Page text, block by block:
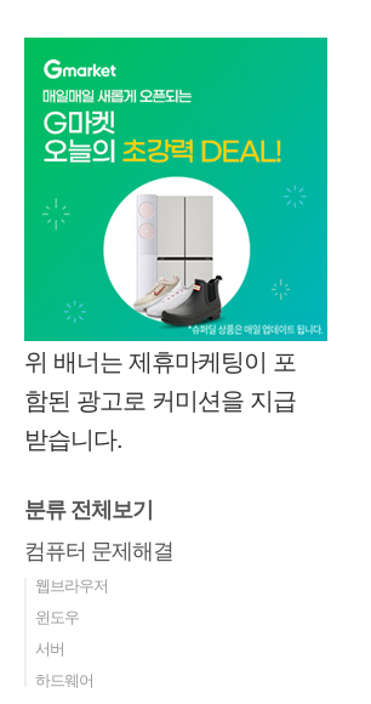
위 배너는 제휴마케팅이 포
함된 광고로 커미션을 지급
받습니다.
분류 전체보기
컴퓨터 문제해결
웹브라우저
윈도우
서버
하드웨어